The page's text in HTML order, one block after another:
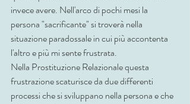
invece avere. Nell'arco di pochi mesi la
persona "sacrificante" si troverà nella
situazione paradossale in cui più accontenta
l'altro e più mi sente frustrata.
Nella Prostituzione Relazionale questa
frustrazione scaturisce da due differenti
processi che si sviluppano nella persona e che